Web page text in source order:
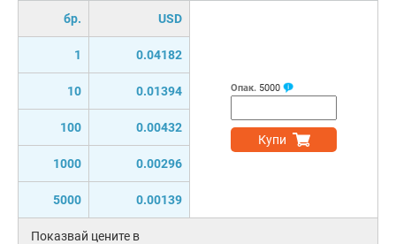
бр. USD
1 0.04182
10 0.01394
100 0.00432
1000 0.00296
5000 0.00139
Опак. 5000
Купи
Показвай цените в